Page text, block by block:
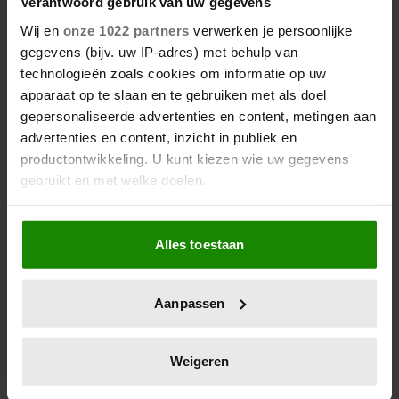
Wij en onze 1022 partners verwerken je persoonlijke
gegevens (bijv. uw IP-adres) met behulp van
technologieën zoals cookies om informatie op uw
apparaat op te slaan en te gebruiken met als doel
gepersonaliseerde advertenties en content, metingen aan
advertenties en content, inzicht in publiek en
productontwikkeling. U kunt kiezen wie uw gegevens
gebruikt en met welke doelen.
Als u het toestaat, willen we ook graag:
Informatie verzamelen over uw geografische
locatie, die tot een paar meter nauwkeurig kan zijn
scannen op specifieke eigenschappen (fingerprinting)
verwerkt en stel uw voorkeuren in het
Alles toestaan
Aanpassen
Weigeren
WEL OF GEEN INBRAAK PAOLA
Afgelopen weekend kwam het bericht, dat inbrekers
voor miljoenen zouden hebben geroofd uit een
appartement in Parijs, dat toebehoort aan de
Belgische koningin Paola. Dat ligt toch anders.